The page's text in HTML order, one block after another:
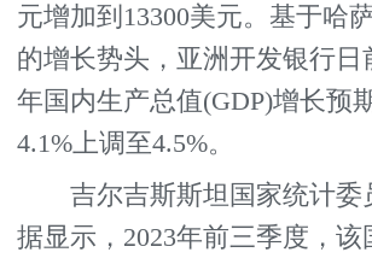
元增加到13300美元。基于哈
的增长势头，亚洲开发银行日
年国内生产总值(GDP)增长预
4.1%上调至4.5%。
吉尔吉斯斯坦国家统计委
据显示，2023年前三季度，该